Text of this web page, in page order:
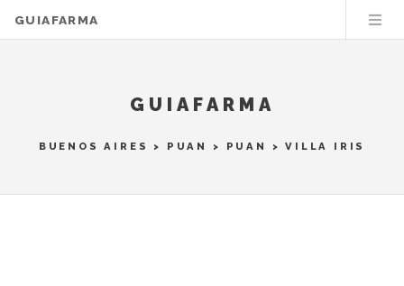
GUIAFARMA
GUIAFARMA
BUENOS AIRES > PUAN > PUAN > VILLA IRIS